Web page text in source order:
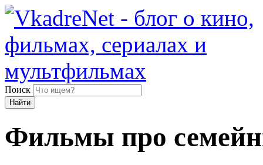
Поиск
Найти
Фильмы про